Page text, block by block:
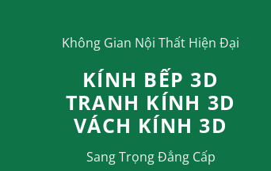
Không Gian Nội Thất Hiện Đại
KÍNH BẾP 3D
TRANH KÍNH 3D
VÁCH KÍNH 3D
Sang Trọng Đẳng Cấp